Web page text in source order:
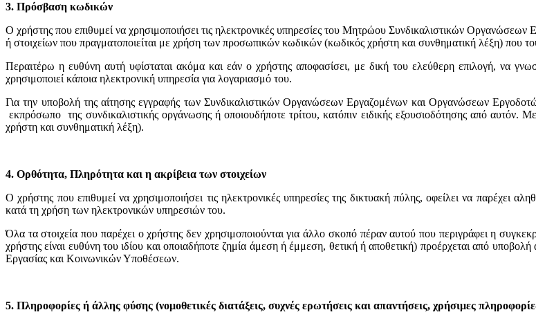
3. Πρόσβαση κωδικών
Ο χρήστης που επιθυμεί να χρησιμοποιήσει τις ηλεκτρονικές υπηρεσίες του Μητρώου Συνδικαλιστικών
ή στοιχείων που πραγματοποιείται με χρήση των προσωπικών κωδικών (κωδικός χρήστη και συνθηματική λέξη) που
Περαιτέρω η ευθύνη αυτή υφίσταται ακόμα και εάν ο χρήστης αποφασίσει, με δική του ελεύθερη επιλογή, να
χρησιμοποιεί κάποια ηλεκτρονική υπηρεσία για λογαριασμό του.
Για την υποβολή της αίτησης εγγραφής των Συνδικαλιστικών Οργανώσεων Εργαζομένων και Οργανώσεων
εκπρόσωπο της συνδικαλιστικής οργάνωσης ή οποιουδήποτε τρίτου, κατόπιν ειδικής εξουσιοδότησης από αυτόν.
χρήστη και συνθηματική λέξη).
4. Ορθότητα, Πληρότητα και η ακρίβεια των στοιχείων
Ο χρήστης που επιθυμεί να χρησιμοποιήσει τις ηλεκτρονικές υπηρεσίες της δικτυακή πύλης, οφείλει να παρέχει
κατά τη χρήση των ηλεκτρονικών υπηρεσιών του.
Όλα τα στοιχεία που παρέχει ο χρήστης δεν χρησιμοποιούνται για άλλο σκοπό πέραν αυτού που περιγράφει η
χρήστης είναι ευθύνη του ιδίου και οποιαδήποτε ζημία άμεση ή έμμεση, θετική ή αποθετική) προέρχεται από
Εργασίας και Κοινωνικών Υποθέσεων.
5. Πληροφορίες ή άλλης φύσης (νομοθετικές διατάξεις, συχνές ερωτήσεις και απαντήσεις, χρήσιμες